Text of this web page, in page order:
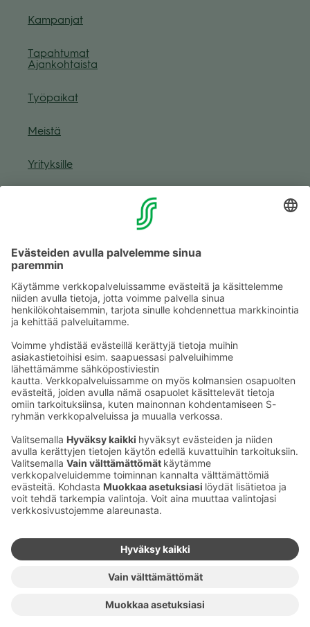
Kam­pan­jat
Tapah­tu­mat
Ajan­koh­taista
Työ­pai­kat
Meistä
Yri­tyk­sille
Muuta eväs­tea­se­tuk­sia & eväs­tein­for­maa­tio
Tie­to­suo­ja­se­loste (Arina)
Kaup­pa­kes­kus
Ma-pe
9–20
La
9–19
Su
11–18
Katso poik­keus­au­kio­lottäältä
Iso­katu 22–25,
90100 Oulu
Ma-pe
7–23
7–23